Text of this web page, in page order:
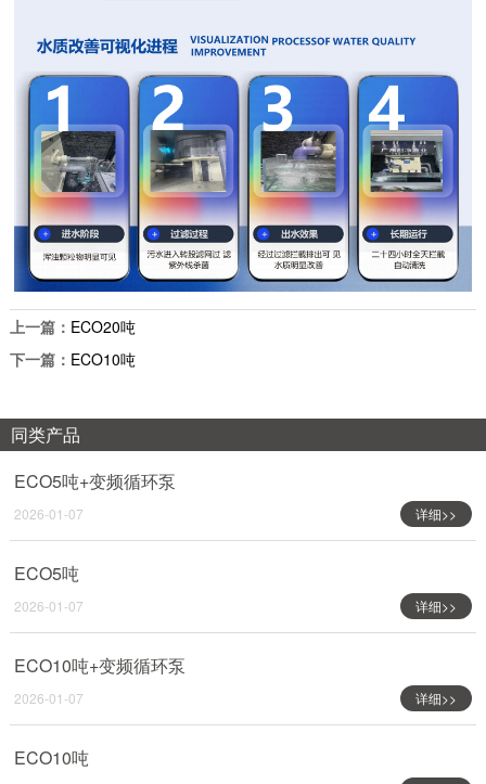
上一篇： ECO20吨
下一篇： ECO10吨
同类产品
ECO5吨+变频循环泵
2026-01-07 详细>>
ECO5吨
2026-01-07 详细>>
ECO10吨+变频循环泵
2026-01-07 详细>>
ECO10吨